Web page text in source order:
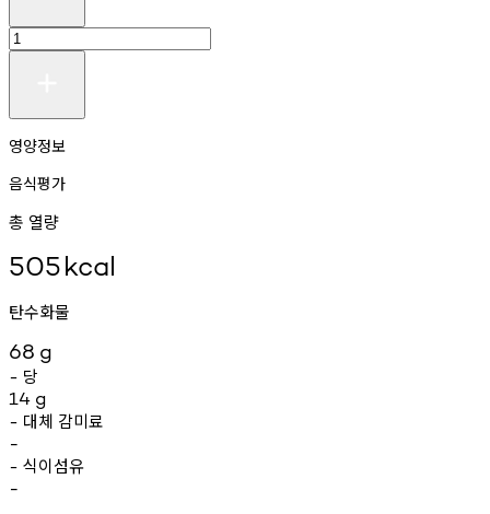
영양정보
음식평가
총 열량
505kcal
탄수화물
68 g
- 당
14 g
- 대체 감미료
-
- 식이섬유
-